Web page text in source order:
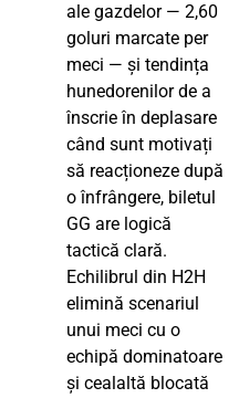
ale gazdelor — 2,60
goluri marcate per
meci — și tendința
hunedorenilor de a
înscrie în deplasare
când sunt motivați
să reacționeze după
o înfrângere, biletul
GG are logică
tactică clară.
Echilibrul din H2H
elimină scenariul
unui meci cu o
echipă dominatoare
și cealaltă blocată